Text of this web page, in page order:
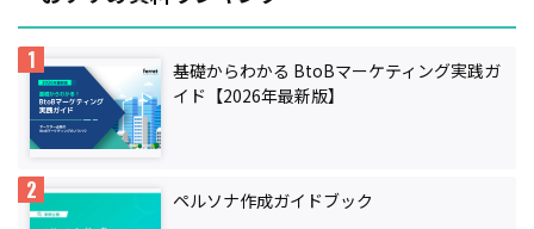
基礎からわかる BtoBマーケティング実践ガ
イド【2026年最新版】
ペルソナ作成ガイドブック